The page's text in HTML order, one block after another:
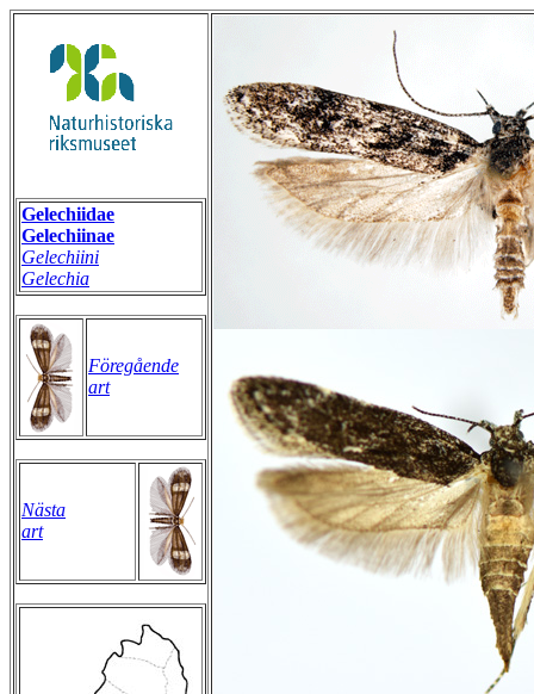
Gelechiidae
Gelechiinae
Gelechiini
Gelechia
Föregående
art
Nästa
art